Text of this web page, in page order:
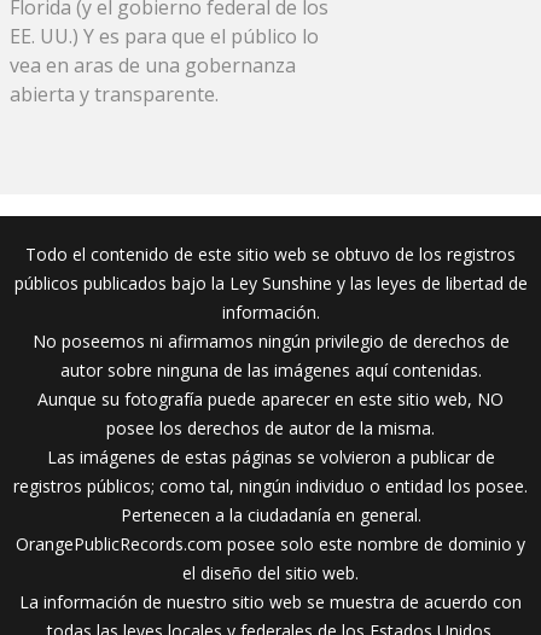
Florida (y el gobierno federal de los
EE. UU.) Y es para que el público lo
vea en aras de una gobernanza
abierta y transparente.
Todo el contenido de este sitio web se obtuvo de los registros
públicos publicados bajo la Ley Sunshine y las leyes de libertad de
información.
No poseemos ni afirmamos ningún privilegio de derechos de
autor sobre ninguna de las imágenes aquí contenidas.
Aunque su fotografía puede aparecer en este sitio web, NO
posee los derechos de autor de la misma.
Las imágenes de estas páginas se volvieron a publicar de
registros públicos; como tal, ningún individuo o entidad los posee.
Pertenecen a la ciudadanía en general.
OrangePublicRecords.com posee solo este nombre de dominio y
el diseño del sitio web.
La información de nuestro sitio web se muestra de acuerdo con
todas las leyes locales y federales de los Estados Unidos.